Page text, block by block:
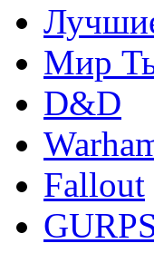
Мир
D&D
Fallout